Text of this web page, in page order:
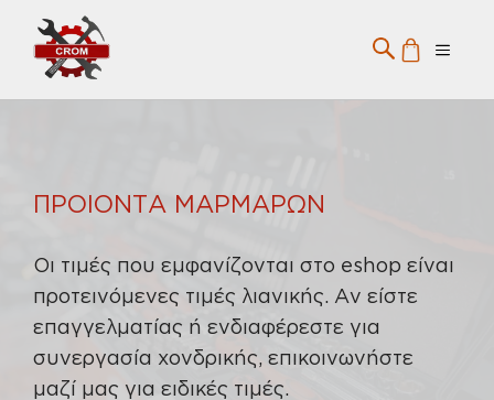
Μετάβαση
περιεχόμενο
Menu
ΠΡΟΙΟΝΤΑ ΜΑΡΜΑΡΩΝ
Οι τιμές που εμφανίζονται στο eshop είναι
προτεινόμενες τιμές λιανικής. Αν είστε
επαγγελματίας ή ενδιαφέρεστε για
συνεργασία χονδρικής, επικοινωνήστε
μαζί μας για ειδικές τιμές.